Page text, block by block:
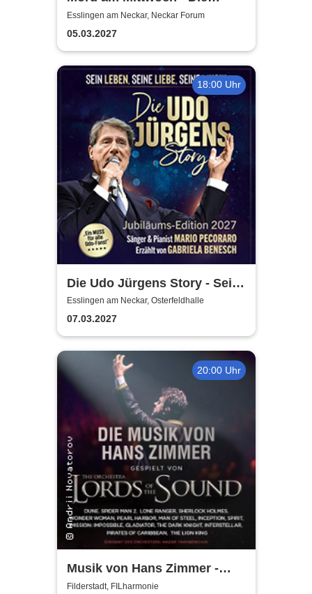
Crime Show 2027 - Lucia
Leona
Esslingen am Neckar, Neckar Forum
05.03.2027
18:00 Uhr
Die Udo Jürgens Story - Sein
Leben, seine Liebe, seine
Musik! Konzerte 2027
Esslingen am Neckar, Osterfeldhalle
07.03.2027
20:00 Uhr
Musik von Hans Zimmer -
gespielt von Lords of the
Filderstadt, FILharmonie